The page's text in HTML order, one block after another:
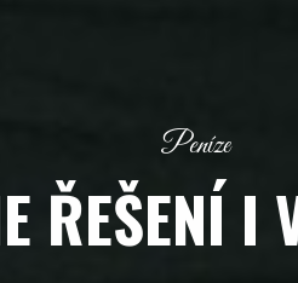
Peníze
ŘEŠENÍ I